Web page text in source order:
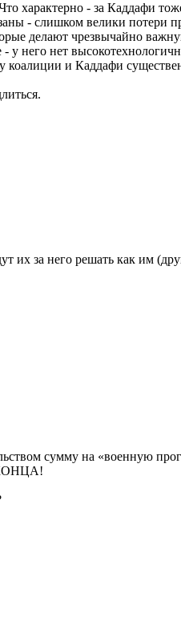
характерно - за Каддафи
- слишком велики потери
делают чрезвычайно
него нет
коалиции и Каддафи
их за него решать как им
сумму на «военную
КОНЦА!